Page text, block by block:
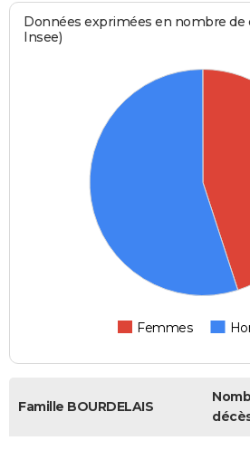
Données exprimées en nombre de
Insee)
Femmes
Famille BOURDELAIS